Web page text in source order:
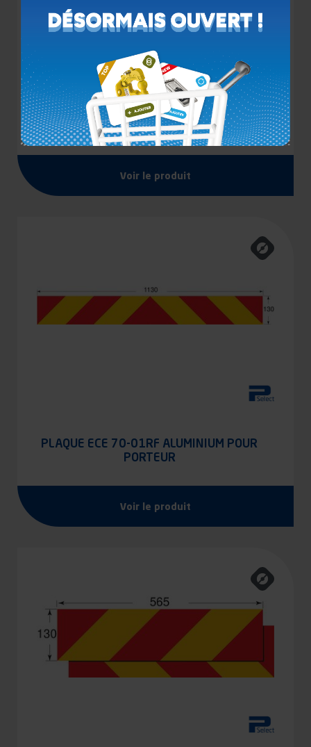
JEU DE PLAQUES THERMO ECE 70-01RF POUR
PORTEUR
Voir le produit
PLAQUE ECE 70-01RF ALUMINIUM POUR
PORTEUR
Voir le produit